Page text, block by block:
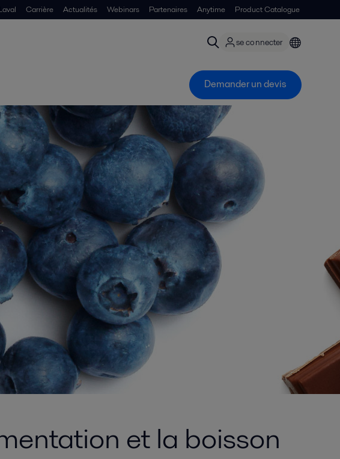
Carrière Actualités Webinars Partenaires Anytime Product Catalogue
se connecter
Demander un devis
et la boisson